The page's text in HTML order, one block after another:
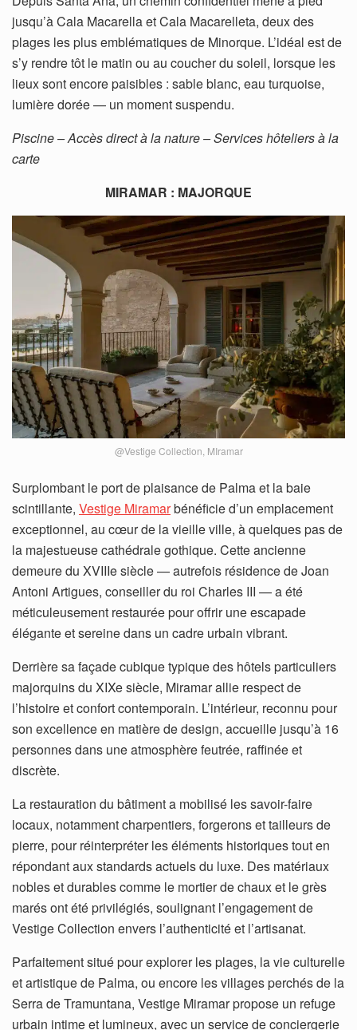
jusqu’à Cala Macarella et Cala Macarelleta, deux des
plages les plus emblématiques de Minorque. L’idéal est de
s’y rendre tôt le matin ou au coucher du soleil, lorsque les
lieux sont encore paisibles : sable blanc, eau turquoise,
lumière dorée — un moment suspendu.
Piscine – Accès direct à la nature – Services hôteliers à la
carte
MIRAMAR : MAJORQUE
@Vestige Collection, MIramar
Surplombant le port de plaisance de Palma et la baie
scintillante, Vestige Miramarbénéficie d’un emplacement
exceptionnel, au cœur de la vieille ville, à quelques pas de
la majestueuse cathédrale gothique. Cette ancienne
demeure du XVIIIe siècle — autrefois résidence de Joan
Antoni Artigues, conseiller du roi Charles III — a été
méticuleusement restaurée pour offrir une escapade
élégante et sereine dans un cadre urbain vibrant.
Derrière sa façade cubique typique des hôtels particuliers
majorquins du XIXe siècle, Miramar allie respect de
l’histoire et confort contemporain. L’intérieur, reconnu pour
son excellence en matière de design, accueille jusqu’à 16
personnes dans une atmosphère feutrée, raffinée et
discrète.
La restauration du bâtiment a mobilisé les savoir-faire
locaux, notamment charpentiers, forgerons et tailleurs de
pierre, pour réinterpréter les éléments historiques tout en
répondant aux standards actuels du luxe. Des matériaux
nobles et durables comme le mortier de chaux et le grès
marés ont été privilégiés, soulignant l’engagement de
Vestige Collection envers l’authenticité et l’artisanat.
Parfaitement situé pour explorer les plages, la vie culturelle
et artistique de Palma, ou encore les villages perchés de la
Serra de Tramuntana, Vestige Miramar propose un refuge
urbain intime et lumineux, avec un service de conciergerie